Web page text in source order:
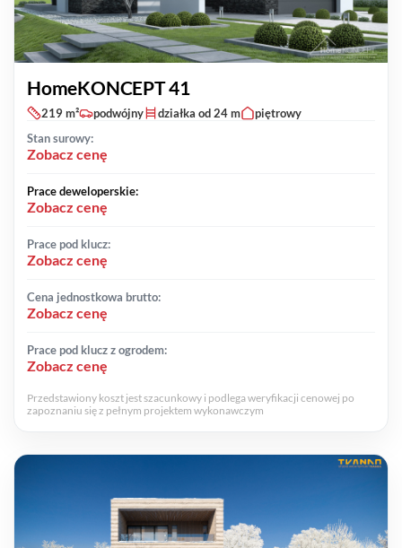
HomeKONCEPT 41
219 m² podwójny działka od 24 m
piętrowy
Stan surowy:
Zobacz cenę
Prace deweloperskie:
Zobacz cenę
Prace pod klucz:
Zobacz cenę
Cena jednostkowa brutto:
Zobacz cenę
Prace pod klucz z ogrodem:
Zobacz cenę
Przedstawiony koszt jest szacunkowy i podlega weryfikacji cenowej po
zapoznaniu się z pełnym projektem wykonawczym